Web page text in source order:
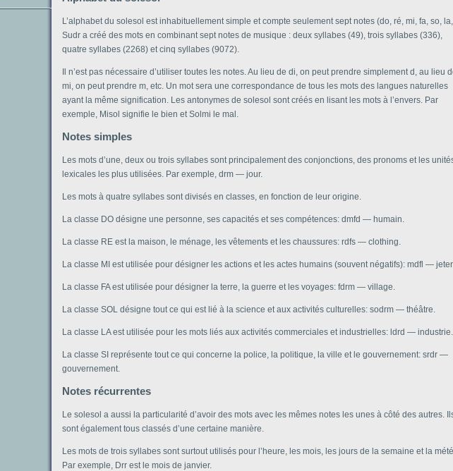
L’alphabet du solesol est inhabituellement simple et compte seulement sept notes (do, ré, mi, fa, so,
Sudr a créé des mots en combinant sept notes de musique : deux syllabes (49), trois syllabes (336),
quatre syllabes (2268) et cinq syllabes (9072).
Il n’est pas nécessaire d’utiliser toutes les notes. Au lieu de di, on peut prendre simplement d, au lieu
mi, on peut prendre m, etc. Un mot sera une correspondance de tous les mots des langues naturelles
ayant la même signification. Les antonymes de solesol sont créés en lisant les mots à l’envers. Par
exemple, Misol signifie le bien et Solmi le mal.
Notes simples
Les mots d’une, deux ou trois syllabes sont principalement des conjonctions, des pronoms et les
lexicales les plus utilisées. Par exemple, drm — jour.
Les mots à quatre syllabes sont divisés en classes, en fonction de leur origine.
La classe DO désigne une personne, ses capacités et ses compétences: dmfd — humain.
La classe RE est la maison, le ménage, les vêtements et les chaussures: rdfs — clothing.
La classe MI est utilisée pour désigner les actions et les actes humains (souvent négatifs): mdfl — jeter.
La classe FA est utilisée pour désigner la terre, la guerre et les voyages: fdrm — village.
La classe SOL désigne tout ce qui est lié à la science et aux activités culturelles: sodrm — théâtre.
La classe LA est utilisée pour les mots liés aux activités commerciales et industrielles: ldrd — industrie.
La classe SI représente tout ce qui concerne la police, la politique, la ville et le gouvernement: srdr —
gouvernement.
Notes récurrentes
Le solesol a aussi la particularité d’avoir des mots avec les mêmes notes les unes à côté des autres.
sont également tous classés d’une certaine manière.
Les mots de trois syllabes sont surtout utilisés pour l’heure, les mois, les jours de la semaine et la
Par exemple, Drr est le mois de janvier.